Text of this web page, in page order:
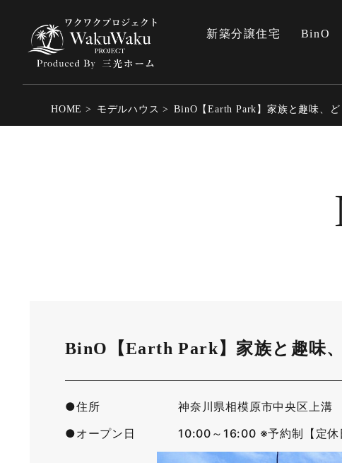
新築分譲住宅 BinO
HOME モデルハウス BinO【Earth Park】家族と趣味、
BinO【Earth Park】家族と趣味
●住所
神奈川県相模原市中央区上溝
●オープン日
10:00～16:00 ※予約制【定休